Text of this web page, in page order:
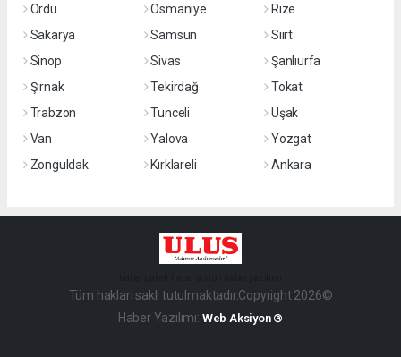
Ordu
Osmaniye
Rize
Sakarya
Samsun
Siirt
Sinop
Sivas
Şanlıurfa
Şırnak
Tekirdağ
Tokat
Trabzon
Tunceli
Uşak
Van
Yalova
Yozgat
Zonguldak
Kırklareli Ankara
Tüm hakları saklı tutulmaktadır.Copyright 2026©
Haber Yazılımı: Web Aksiyon ®